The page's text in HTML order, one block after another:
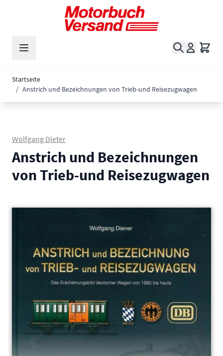
Zum Inhalt springen
Suche
Startseite
/ Anstrich und Bezeichnungen von Trieb-und Reisezugwagen
Wolfgang Dieter
Anstrich und Bezeichnungen
von Trieb-und Reisezugwagen
Main image
Click to view image in fullscreen